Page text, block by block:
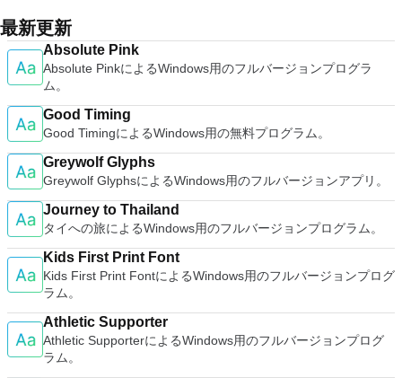
最新更新
Absolute Pink
Absolute PinkによるWindows用のフルバージョンプログラ
ム。
Good Timing
Good TimingによるWindows用の無料プログラム。
Greywolf Glyphs
Greywolf GlyphsによるWindows用のフルバージョンアプリ。
Journey to Thailand
タイへの旅によるWindows用のフルバージョンプログラム。
Kids First Print Font
Kids First Print FontによるWindows用のフルバージョンプログ
ラム。
Athletic Supporter
Athletic SupporterによるWindows用のフルバージョンプログ
ラム。